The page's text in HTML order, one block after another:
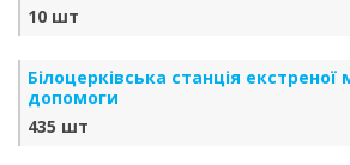
10 шт
Білоцерківська станція екстреної
допомоги
435 шт